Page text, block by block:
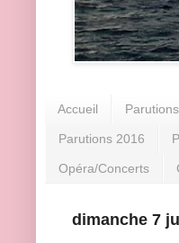
Accueil
Parutions 2016
Opéra/Concerts
dimanche 7